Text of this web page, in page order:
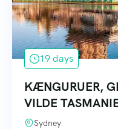
19 days
KÆNGURUER,
VILDE
Sydney